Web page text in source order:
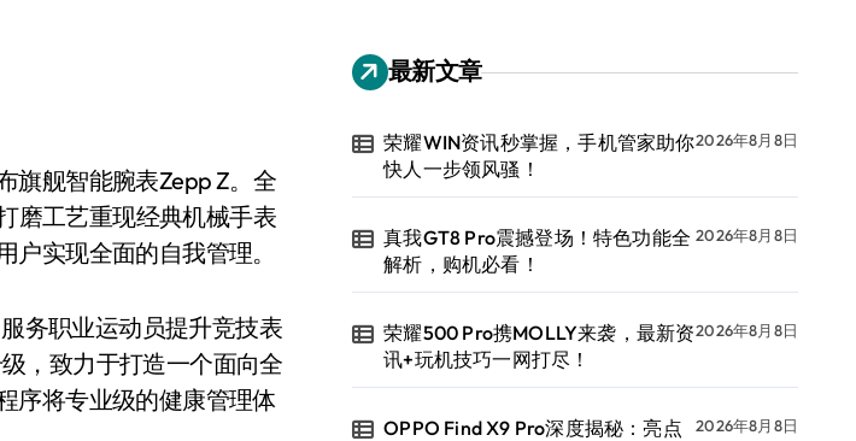
旗舰智能腕表Zepp Z。全
磨工艺重现经典机械手表
实现全面的自我管理。
务职业运动员提升竞技表
，致力于打造一个面向全
序将专业级的健康管理体
最新文章
荣耀WIN资讯秒掌握，手机管家助你
快人一步领风骚！
2026年8月8日
真我GT8 Pro震撼登场！特色功能全
解析，购机必看！
2026年8月8日
荣耀500 Pro携MOLLY来袭，最新资
讯+玩机技巧一网打尽！
2026年8月8日
OPPO Find X9 Pro深度揭秘：亮点
2026年8月8日